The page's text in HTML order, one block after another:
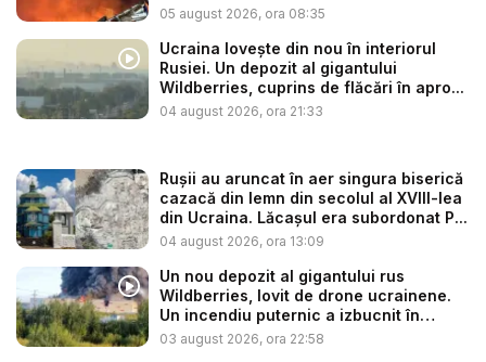
05 august 2026, ora 08:35
Ucraina lovește din nou în interiorul
Rusiei. Un depozit al gigantului
Wildberries, cuprins de flăcări în apro...
04 august 2026, ora 21:33
Rușii au aruncat în aer singura biserică
cazacă din lemn din secolul al XVIII-lea
din Ucraina. Lăcașul era subordonat P...
04 august 2026, ora 13:09
Un nou depozit al gigantului rus
Wildberries, lovit de drone ucrainene.
Un incendiu puternic a izbucnit în
regiu...
03 august 2026, ora 22:58